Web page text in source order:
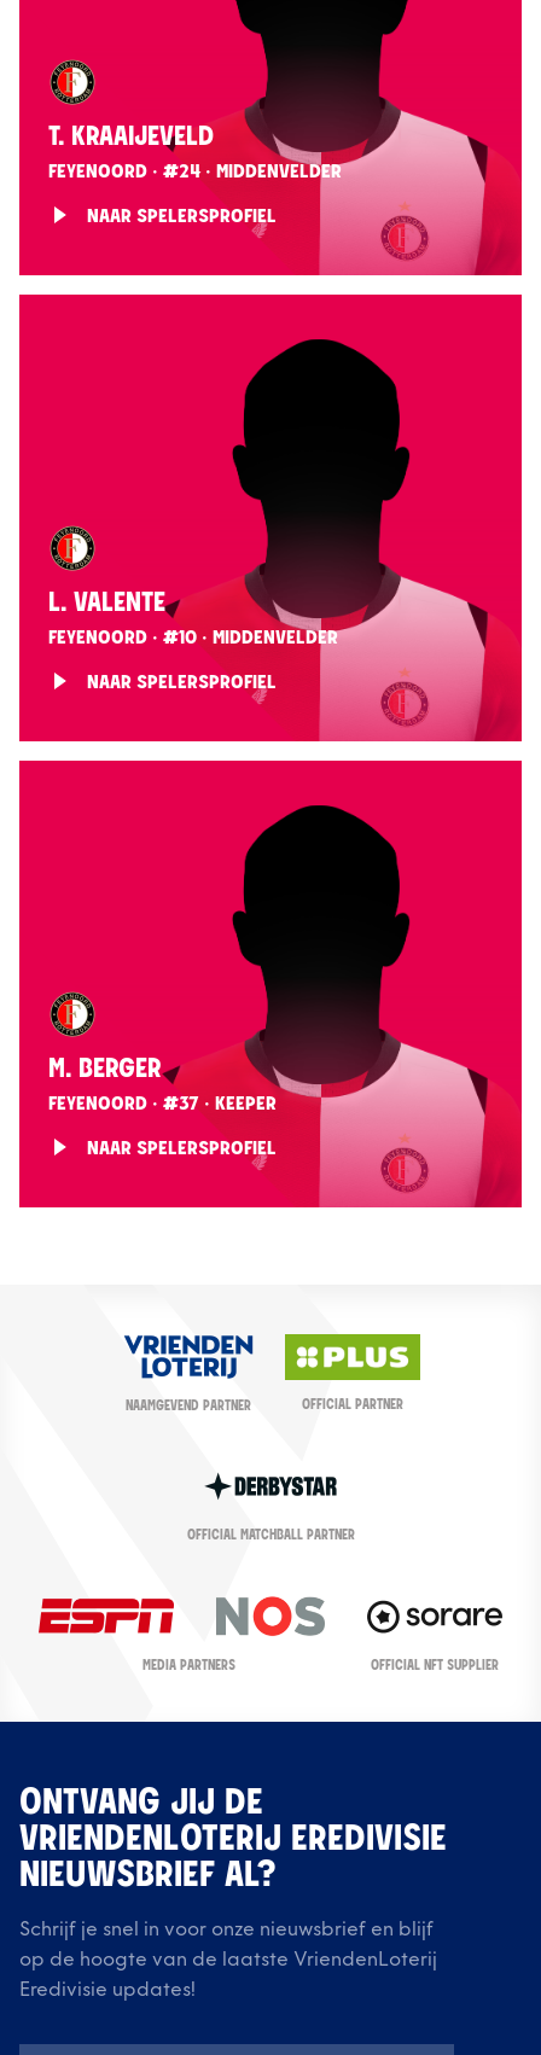
T. KRAAIJEVELD
FEYENOORD · #24 · MIDDENVELDER
NAAR SPELERSPROFIEL
L. VALENTE
FEYENOORD · #10 · MIDDENVELDER
NAAR SPELERSPROFIEL
M. BERGER
FEYENOORD · #37 · KEEPER
NAAR SPELERSPROFIEL
NAAMGEVEND PARTNER OFFICIAL PARTNER
OFFICIAL MATCHBALL PARTNER
MEDIA PARTNERS OFFICIAL NFT SUPPLIER
ONTVANG JIJ DE
VRIENDENLOTERIJ EREDIVISIE
NIEUWSBRIEF AL?
Schrijf je snel in voor onze nieuwsbrief en blijf
op de hoogte van de laatste VriendenLoterij
Eredivisie updates!